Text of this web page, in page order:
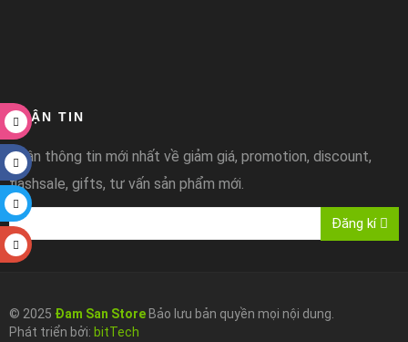
NHẬN TIN
Nhận thông tin mới nhất về giảm giá, promotion, discount,
flashsale, gifts, tư vấn sản phẩm mới.
Đăng kí
© 2025 Đam San Store Bảo lưu bản quyền mọi nội dung.
Phát triển bởi: bitTech